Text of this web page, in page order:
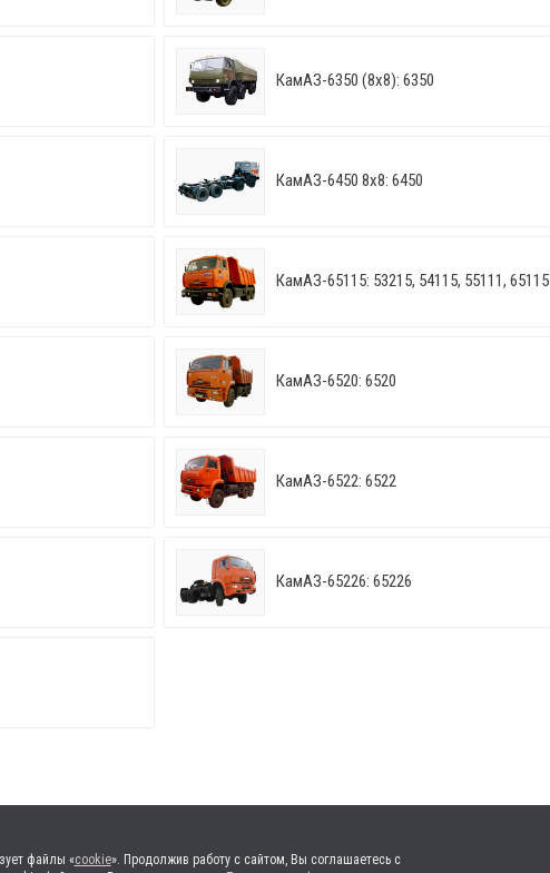
КамАЗ-6350 (8х8): 6350
КамАЗ-6450 8х8: 6450
КамАЗ-65115: 53215, 54115, 55111, 65115
КамАЗ-6520: 6520
КамАЗ-6522: 6522
КамАЗ-65226: 65226
файлы «cookie». Продолжив работу с сайтом, Вы соглашаетесь с